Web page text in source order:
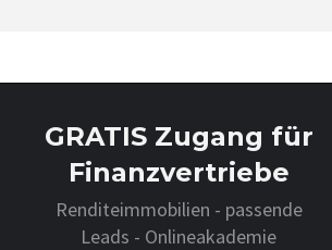
GRATIS Zugang für
Finanzvertriebe
Renditeimmobilien - passende
Leads - Onlineakademie